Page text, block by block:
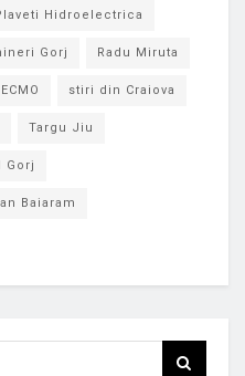
Hidroelectrica
Gorj Radu Miruta
stiri din Craiova
Targu Jiu
Gorj
Baiaram